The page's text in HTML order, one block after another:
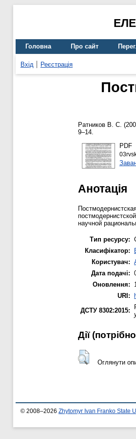
Головна Про сайт
Вхід Реєстрація
Ратников В. С.
9–14.
PDF
Анотація
научной
Тип ресурсу:
Класифікатор:
Користувач:
Дата подачі:
Оновлення:
URI:
ДСТУ 8302:2015:
Дії
Оглянути
© 2008–2026 Zhytomyr Ivan Franko State